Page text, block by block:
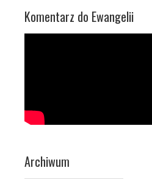
Komentarz do Ewangelii
Archiwum